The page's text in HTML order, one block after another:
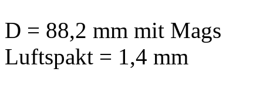
D = 88,2 mm mit Mags
Luftspakt = 1,4 mm